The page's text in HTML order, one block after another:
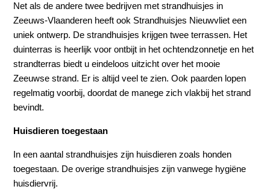
Net als de andere twee bedrijven met strandhuisjes in
Zeeuws-Vlaanderen heeft ook Strandhuisjes Nieuwvliet een
uniek ontwerp. De strandhuisjes krijgen twee terrassen. Het
duinterras is heerlijk voor ontbijt in het ochtendzonnetje en het
strandterras biedt u eindeloos uitzicht over het mooie
Zeeuwse strand. Er is altijd veel te zien. Ook paarden lopen
regelmatig voorbij, doordat de manege zich vlakbij het strand
bevindt.
Huisdieren toegestaan
In een aantal strandhuisjes zijn huisdieren zoals honden
toegestaan. De overige strandhuisjes zijn vanwege hygiëne
huisdiervrij.